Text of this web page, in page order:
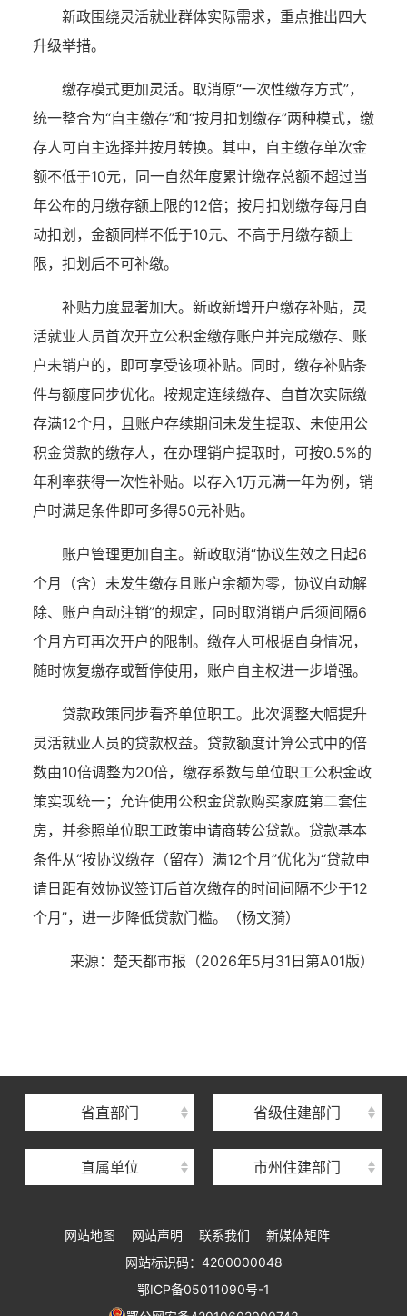
新政围绕灵活就业群体实际需求，重点推出四大
升级举措。
缴存模式更加灵活。取消原“一次性缴存方式”，
统一整合为“自主缴存”和“按月扣划缴存”两种模式，缴
存人可自主选择并按月转换。其中，自主缴存单次金
额不低于10元，同一自然年度累计缴存总额不超过当
年公布的月缴存额上限的12倍；按月扣划缴存每月自
动扣划，金额同样不低于10元、不高于月缴存额上
限，扣划后不可补缴。
补贴力度显著加大。新政新增开户缴存补贴，灵
活就业人员首次开立公积金缴存账户并完成缴存、账
户未销户的，即可享受该项补贴。同时，缴存补贴条
件与额度同步优化。按规定连续缴存、自首次实际缴
存满12个月，且账户存续期间未发生提取、未使用公
积金贷款的缴存人，在办理销户提取时，可按0.5%的
年利率获得一次性补贴。以存入1万元满一年为例，销
户时满足条件即可多得50元补贴。
账户管理更加自主。新政取消“协议生效之日起6
个月（含）未发生缴存且账户余额为零，协议自动解
除、账户自动注销”的规定，同时取消销户后须间隔6
个月方可再次开户的限制。缴存人可根据自身情况，
随时恢复缴存或暂停使用，账户自主权进一步增强。
贷款政策同步看齐单位职工。此次调整大幅提升
灵活就业人员的贷款权益。贷款额度计算公式中的倍
数由10倍调整为20倍，缴存系数与单位职工公积金政
策实现统一；允许使用公积金贷款购买家庭第二套住
房，并参照单位职工政策申请商转公贷款。贷款基本
条件从“按协议缴存（留存）满12个月”优化为“贷款申
请日距有效协议签订后首次缴存的时间间隔不少于12
个月”，进一步降低贷款门槛。
（杨文漪）
来源： 楚天都市报（2026年5月31日 第A01版）
省直部门 省级住建部门
直属单位
湖北省住房保障中心
湖北省建设工程质量安全监督总站
湖北省建设工程标准定额管理总站
湖北省住建厅执业资格注册中心
湖北省城乡建设发展中心
市州住建部门
网站地图 网站声明 联系我们
新媒体矩阵
网站标识码：4200000048
鄂ICP备05011090号-1